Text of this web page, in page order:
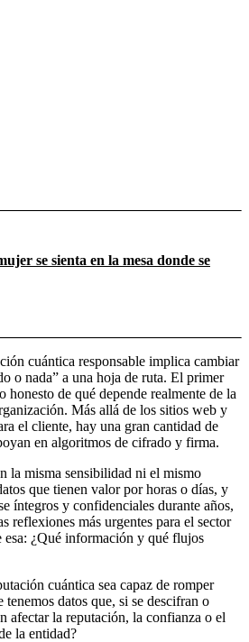
se sienta en la mesa donde se
cuántica responsable implica cambiar
o nada” a una hoja de ruta. El primer
honesto de qué depende realmente de la
Más allá de los sitios web y
el cliente, hay una gran cantidad de
en algoritmos de cifrado y firma.
la misma sensibilidad ni el mismo
que tienen valor por horas o días, y
íntegros y confidenciales durante años,
reflexiones más urgentes para el sector
esa: ¿Qué información y qué flujos
cuántica sea capaz de romper
tenemos datos que, si se descifran o
afectar la reputación, la confianza o el
la entidad?